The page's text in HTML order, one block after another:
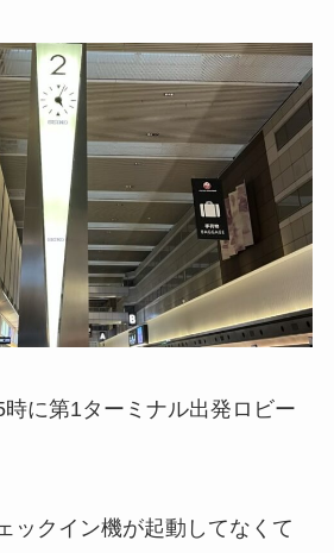
に第1ターミナル出発ロビー
ックイン機が起動してなくて